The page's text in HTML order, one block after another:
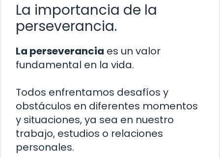
La importancia de la
perseverancia.
La perseverancia es un valor
fundamental en la vida.
Todos enfrentamos desafíos y
obstáculos en diferentes momentos
y situaciones, ya sea en nuestro
trabajo, estudios o relaciones
personales.